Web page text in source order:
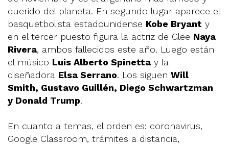
querido del planeta. En segundo lugar aparece el
basquetbolista estadounidense Kobe Bryant y
en el tercer puesto figura la actriz de Glee Naya
Rivera, ambos fallecidos este año. Luego están
el músico Luis Alberto Spinetta y la
diseñadora Elsa Serrano. Los siguen Will
Smith, Gustavo Guillén, Diego Schwartzman
y Donald Trump.
En cuanto a temas, el orden es: coronavirus,
Google Classroom, trámites a distancia,